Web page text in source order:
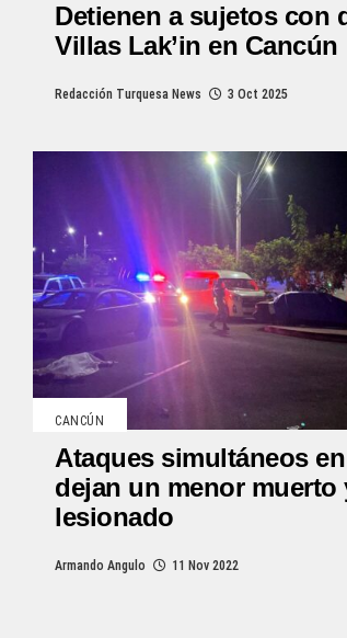
Detienen a sujetos con
Villas Lak’in en Cancún
Redacción Turquesa News 3 Oct 2025
CANCÚN
Ataques simultáneos
dejan un menor muerto
lesionado
Armando Angulo 11 Nov 2022